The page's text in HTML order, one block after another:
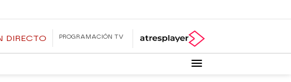
DIRECTO PROGRAMACIÓN TV